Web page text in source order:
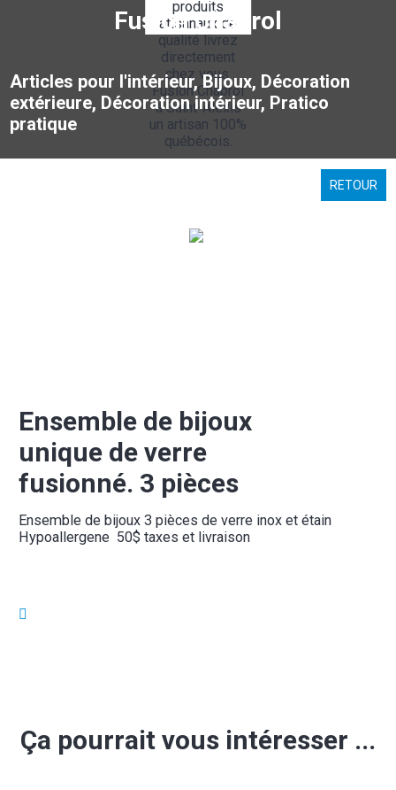
Fusion Chabrol
Articles pour l'intérieur, Bijoux, Décoration
extérieure, Décoration intérieur, Pratico
pratique
RETOUR
Ensemble de bijoux
unique de verre
fusionné. 3 pièces
Ensemble de bijoux 3 pièces de verre inox et étain
Hypoallergene 50$ taxes et livraison
Ça pourrait vous intéresser ...